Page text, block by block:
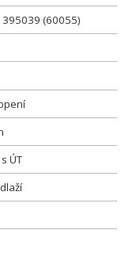
(60055)
ÚT